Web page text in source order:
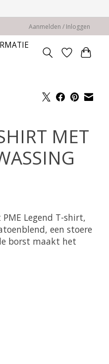
Aanmelden / Inloggen
MET
Legend T-shirt,
een stoere
borst maakt het